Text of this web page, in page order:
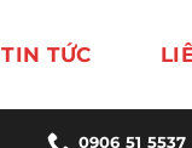
TIN TỨC
0906 51 5537